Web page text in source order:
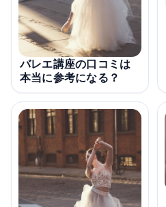
バレエ講座の口コミは
本当に参考になる？